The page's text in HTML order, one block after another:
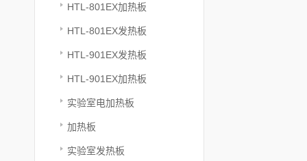
HTL-801EX加热板
HTL-801EX发热板
HTL-901EX发热板
HTL-901EX加热板
实验室电加热板
加热板
实验室发热板